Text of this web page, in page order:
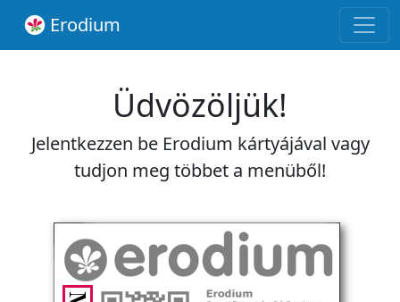
Erodium
Üdvözöljük!
Jelentkezzen be Erodium kártyájával vagy
tudjon meg többet a menüből!